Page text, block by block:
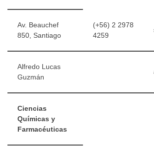
Av. Beauchef
850, Santiago
(+56) 2 2978
4259
Alfredo Lucas
Guzmán
Ciencias
Químicas y
Farmacéuticas